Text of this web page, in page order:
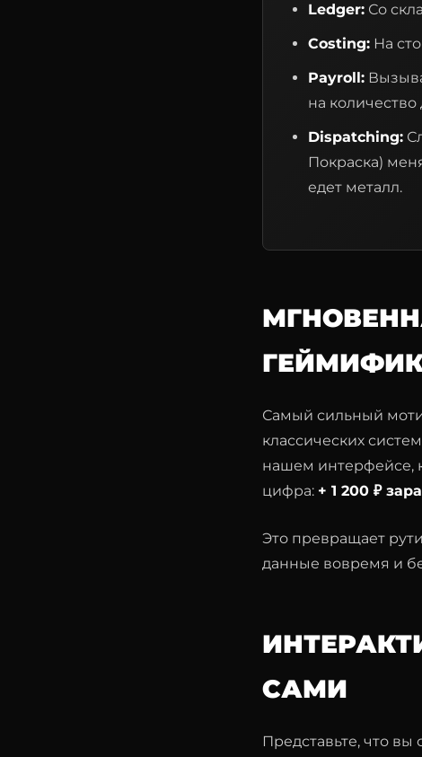
Ledger: Со
Costing: На
Payroll:
на количество
Dispatching:
Покраска)
едет металл.
Самый сильный
классических
нашем интерфейсе,
цифра: + 1 200 ₽
Это превращает
данные вовремя и
САМИ
Представьте, что вы